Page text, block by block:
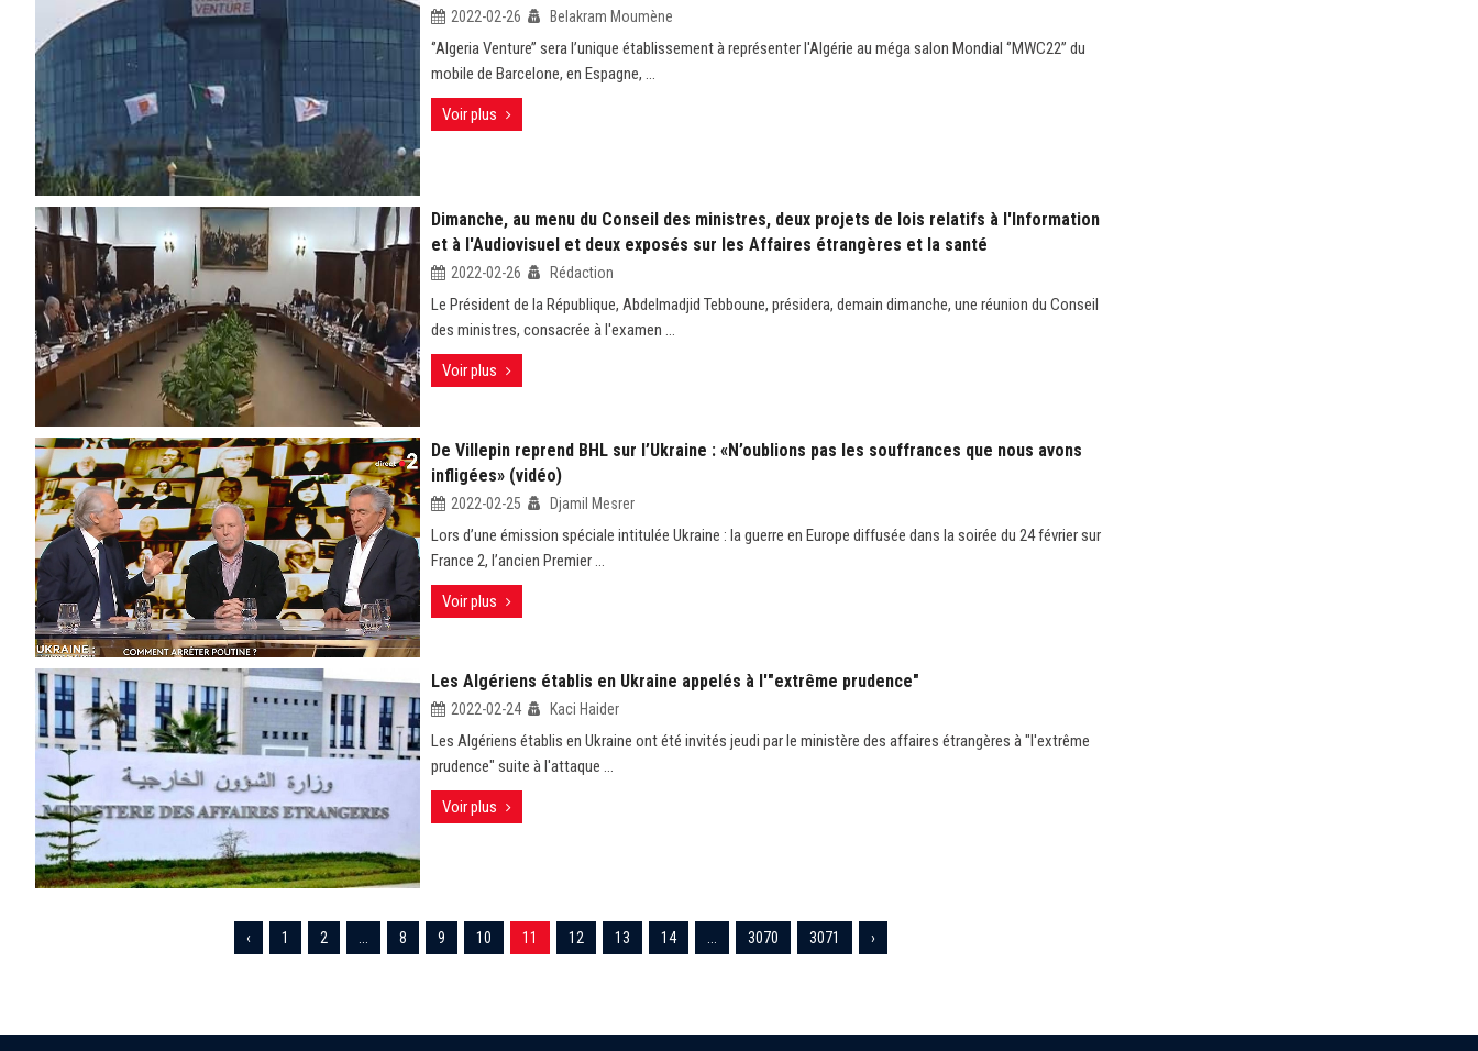
2022-02-26 Belakram Moumène
‘’Algeria Venture’’ sera l’unique établissement à représenter l'Algérie au méga salon Mondial ‘’MWC22’’ du
mobile de Barcelone, en Espagne, ...
Voir plus
Dimanche, au menu du Conseil des ministres, deux projets de lois relatifs à l'Information
et à l'Audiovisuel et deux exposés sur les Affaires étrangères et la santé
2022-02-26 Rédaction
Le Président de la République, Abdelmadjid Tebboune, présidera, demain dimanche, une réunion du Conseil
des ministres, consacrée à l'examen ...
Voir plus
De Villepin reprend BHL sur l’Ukraine : «N’oublions pas les souffrances que nous avons
infligées» (vidéo)
2022-02-25 Djamil Mesrer
Lors d’une émission spéciale intitulée Ukraine : la guerre en Europe diffusée dans la soirée du 24 février sur
France 2, l’ancien Premier ...
Voir plus
Les Algériens établis en Ukraine appelés à l'"extrême prudence"
2022-02-24 Kaci Haider
Les Algériens établis en Ukraine ont été invités jeudi par le ministère des affaires étrangères à "l'extrême
prudence" suite à l'attaque ...
Voir plus
‹ 1 2 8 9 10 11 12 13 14 3070 3071 ›